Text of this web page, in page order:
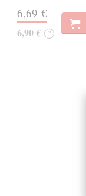
6,69 €
6,90 € ?